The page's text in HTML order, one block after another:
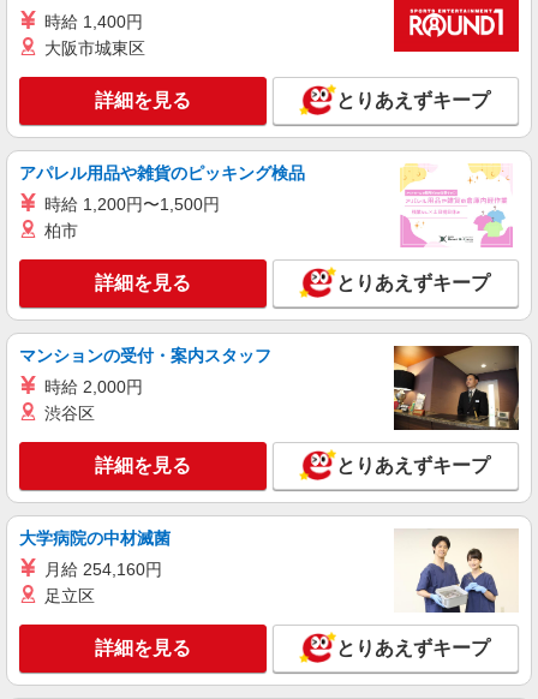
ィブ支給(規定有) ゜・。○。・゜+゜・。○。・゜
キープ
株式会社シエロ
【ソフトバンク】の店舗スタッフ
時給1600円〜 ※別途インセンティブ、職能評
価制度あり ※残業代支給 ★交通費別途支給（規定
インセンティブ支給(規定有) ★月2回払い・週払い
可能（規程有）★ ゜・。○。・゜+゜・。○。・゜
+゜
岐阜県大垣市のsoftbankショップ
キープ 詳細を見る
株式会社シエロ
スマホ携帯販売【ソフトバンク】
時給1600円〜 ※別途インセンティブ、職能評
価制度あり ※残業代支給 ★交通費別途支給（規定
あり） ゜+゜・。○。・゜+゜・。○。・゜+゜ 入
社祝い金10万円支給(規定有) お友達を紹介頂くと,
インセンティブ支給(規定有) ★月2回払い・週払い
可能（規程有）★ ゜・。○。・゜+゜・。○。・゜
岐阜県大垣市の家電量販店
キープ 詳細を見る
派遣社員
株式会社シエロ
【docomo】の携帯販売スタッフ
時給1500円〜 ※残業代支給 ★交通費別途支給
（規定あり） ゜+゜・。○。・゜+゜・。○。・゜
時給 1,400円
大阪市城東区
詳細を見る とりあえずキープ
アパレル用品や雑貨のピッキング検品
時給 1,200円〜1,500円
柏市
詳細を見る とりあえずキープ
マンションの受付・案内スタッフ
時給 2,000円
渋谷区
詳細を見る とりあえずキープ
大学病院の中材滅菌
月給 254,160円
足立区
詳細を見る とりあえずキープ